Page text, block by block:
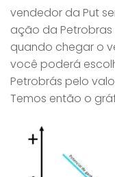
vendedor da Put
ação da Petrobras
quando chegar o
você poderá
Petrobrás pelo
Temos então o